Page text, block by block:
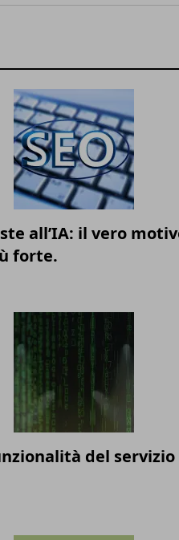
all’IA: il vero
forte.
del